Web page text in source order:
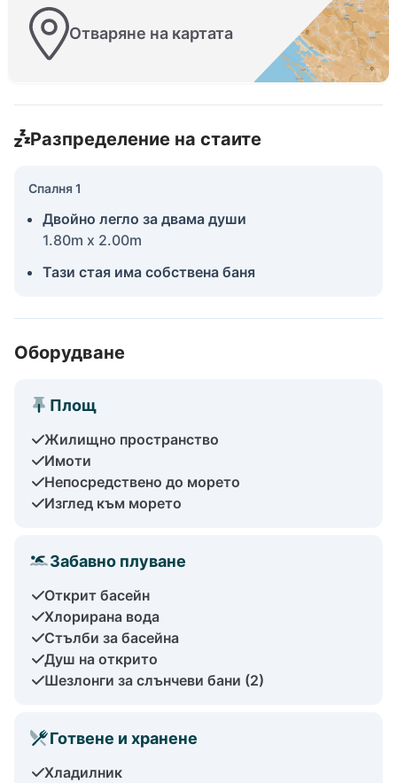
Отваряне на картата
Разпределение на стаите
Спалня 1
Двойно легло за двама души
1.80m x 2.00m
Тази стая има собствена баня
Оборудване
Площ
Жилищно пространство
Имоти
Непосредствено до морето
Изглед към морето
Забавно плуване
Открит басейн
Хлорирана вода
Стълби за басейна
Душ на открито
Шезлонги за слънчеви бани (2)
Готвене и хранене
Хладилник